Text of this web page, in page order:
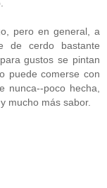
pero en general, a
de cerdo bastante
gustos se pintan
puede comerse con
nunca--poco hecha,
mucho más sabor.